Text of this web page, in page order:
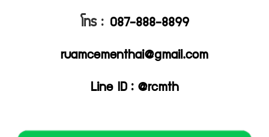
โทร : 087-888-8899
ruamcementhai@gmail.com
Line ID : @rcmth